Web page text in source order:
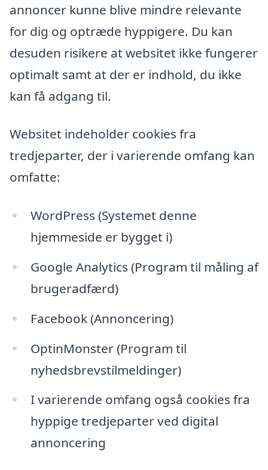
annoncer kunne blive mindre relevante
for dig og optræde hyppigere. Du kan
desuden risikere at websitet ikke fungerer
optimalt samt at der er indhold, du ikke
kan få adgang til.
Websitet indeholder cookies fra
tredjeparter, der i varierende omfang kan
omfatte:
WordPress (Systemet denne
hjemmeside er bygget i)
Google Analytics (Program til måling af
brugeradfærd)
Facebook (Annoncering)
OptinMonster (Program til
nyhedsbrevstilmeldinger)
I varierende omfang også cookies fra
hyppige tredjeparter ved digital
annoncering